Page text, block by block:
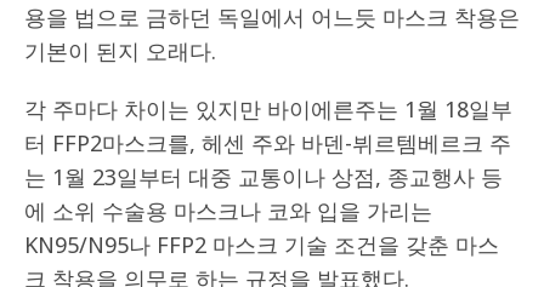
용을 법으로 금하던 독일에서 어느듯 마스크 착용은
기본이 된지 오래다.
각 주마다 차이는 있지만 바이에른주는 1월 18일부
터 FFP2마스크를, 헤센 주와 바덴-뷔르템베르크 주
는 1월 23일부터 대중 교통이나 상점, 종교행사 등
에 소위 수술용 마스크나 코와 입을 가리는
KN95/N95나 FFP2 마스크 기술 조건을 갖춘 마스
크 착용을 의무로 하는 규정을 발표했다.